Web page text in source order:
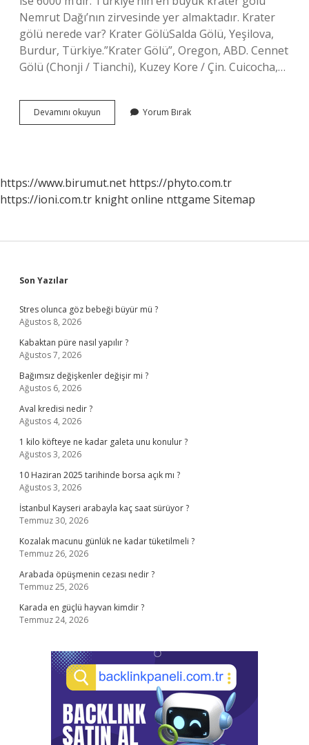
Nemrut Dağı’nın zirvesinde yer almaktadır. Krater
gölü nerede var? Krater GölüSalda Gölü, Yeşilova,
Burdur, Türkiye.”Krater Gölü”, Oregon, ABD. Cennet
Gölü (Chonji / Tianchi), Kuzey Kore / Çin. Cuicocha,…
Devamını okuyun Türkiyede
Kaç
Yorum Bırak
https://www.birumut.net https://phyto.com.tr
https://ioni.com.tr knight online nttgame Sitemap
Sidebar
Son Yazılar
Stres olunca göz bebeği büyür mü ?
Ağustos 8, 2026
Kabaktan püre nasıl yapılır ?
Ağustos 7, 2026
Bağımsız değişkenler değişir mi ?
Ağustos 6, 2026
Aval kredisi nedir ?
Ağustos 4, 2026
1 kilo köfteye ne kadar galeta unu konulur ?
Ağustos 3, 2026
10 Haziran 2025 tarihinde borsa açık mı ?
Ağustos 3, 2026
İstanbul Kayseri arabayla kaç saat sürüyor ?
Temmuz 30, 2026
Kozalak macunu günlük ne kadar tüketilmeli ?
Temmuz 26, 2026
Arabada öpüşmenin cezası nedir ?
Temmuz 25, 2026
Karada en güçlü hayvan kimdir ?
Temmuz 24, 2026